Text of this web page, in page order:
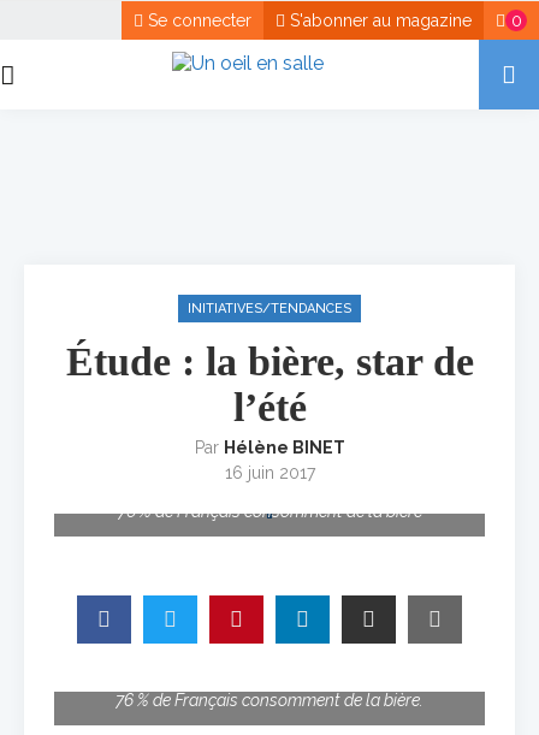
0
S'abonner au magazine
Se connecter
INITIATIVES/TENDANCES
Étude : la bière, star de
l’été
Par Hélène BINET
16 juin 2017
76 % de Français consomment de la bière
76 % de Français consomment de la bière.